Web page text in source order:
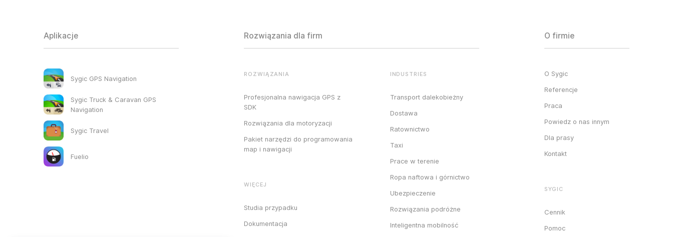
Aplikacje
Sygic GPS Navigation
Sygic Truck & Caravan GPS
Navigation
Sygic Travel
Fuelio
Rozwiązania dla firm
ROZWIĄZANIA
Profesjonalna nawigacja GPS z
SDK
Rozwiązania dla motoryzacji
Pakiet narzędzi do programowania
map i nawigacji
WIĘCEJ
Studia przypadku
Dokumentacja
INDUSTRIES
Transport dalekobieżny
Dostawa
Ratownictwo
Taxi
Prace w terenie
Ropa naftowa i górnictwo
Ubezpieczenie
Rozwiązania podróżne
Inteligentna mobilność
O firmie
O Sygic
Referencje
Praca
Powiedz o nas innym
Dla prasy
Kontakt
SYGIC
Cennik
Pomoc